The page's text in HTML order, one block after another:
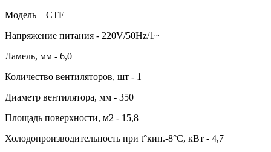
Модель – CTE
Напряжение питания - 220V/50Hz/1~
Ламель, мм - 6,0
Количество вентиляторов, шт - 1
Диаметр вентилятора, мм - 350
Площадь поверхности, м2 - 15,8
Холодопроизводительность при t°кип.-8°С, кВт - 4,7